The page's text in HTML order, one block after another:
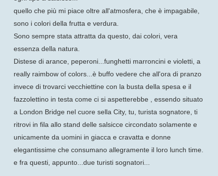
quello che più mi piace oltre all'atmosfera, che è impagabile,
sono i colori della frutta e verdura.
Sono sempre stata attratta da questo, dai colori, vera
essenza della natura.
Distese di arance, peperoni...funghetti marroncini e violetti, a
really raimbow of colors...è buffo vedere che all'ora di pranzo
invece di trovarci vecchiettine con la busta della spesa e il
fazzolettino in testa come ci si aspetterebbe , essendo situato
a London Bridge nel cuore sella City, tu, turista sognatore, ti
ritrovi in fila allo stand delle salsicce circondato solamente e
unicamente da uomini in giacca e cravatta e donne
elegantissime che consumano allegramente il loro lunch time.
e fra questi, appunto...due turisti sognatori...